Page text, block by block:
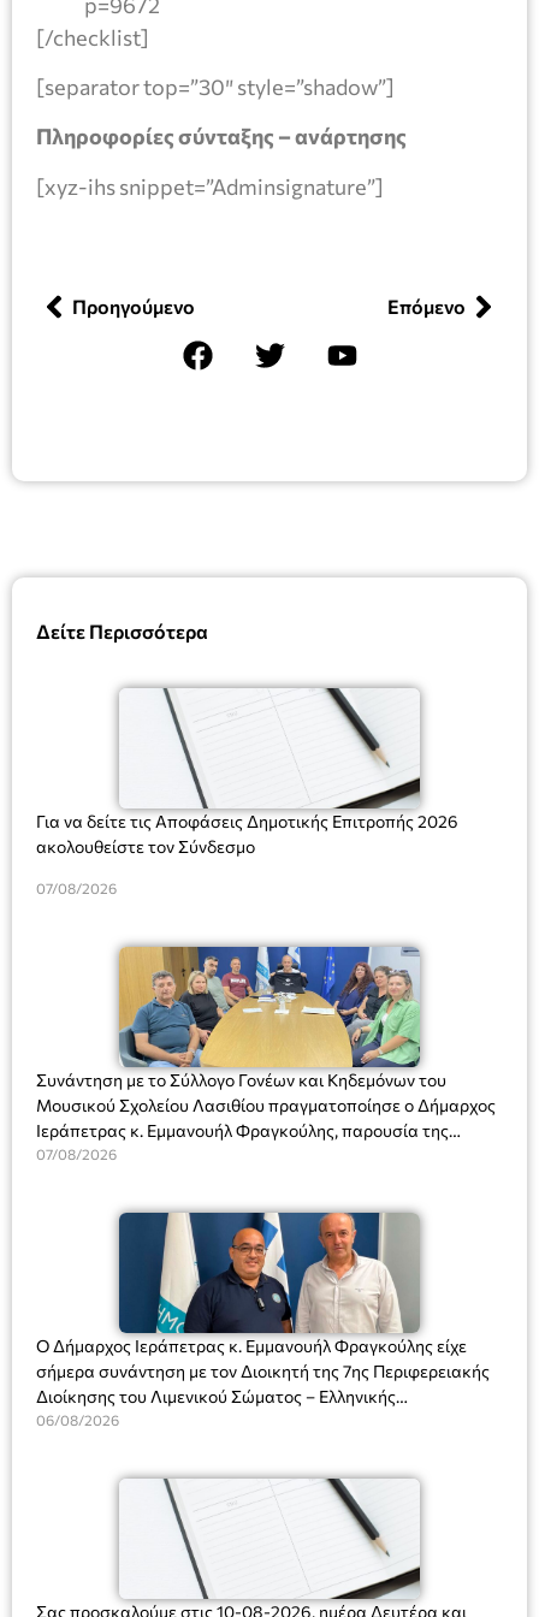
Δείτε Περισσότερα
Για να δείτε τις Αποφάσεις Δημοτικής Επιτροπής 2026
ακολουθείστε τον Σύνδεσμο
07/08/2026
Συνάντηση με το Σύλλογο Γονέων και Κηδεμόνων του
Μουσικού Σχολείου Λασιθίου πραγματοποίησε ο Δήμαρχος
Ιεράπετρας κ. Εμμανουήλ Φραγκούλης, παρουσία της
Διευθύντριας του σχολείου κας Μαριάννας Χαΐτα.
07/08/2026
Ο Δήμαρχος Ιεράπετρας κ. Εμμανουήλ Φραγκούλης είχε
σήμερα συνάντηση με τον Διοικητή της 7ης Περιφερειακής
Διοίκησης του Λιμενικού Σώματος – Ελληνικής
Ακτοφυλακής (Λ.Σ.-ΕΛ.ΑΚΤ.), Αρχιπλοίαρχο Λ.Σ. κ. Ιωάννη
06/08/2026
Σας προσκαλούμε στις 10-08-2026, ημέρα Δευτέρα και
[/checklist]
[separator top=”30″ style=”shadow”]
Πληροφορίες σύνταξης – ανάρτησης
[xyz-ihs snippet=”Adminsignature”]
Προηγούμενο Επόμενο